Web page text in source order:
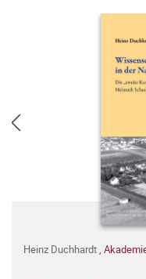
Heinz Duchhardt,